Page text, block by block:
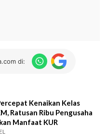
di:
Kenaikan Kelas
Ratusan Ribu Pengusaha
Manfaat KUR